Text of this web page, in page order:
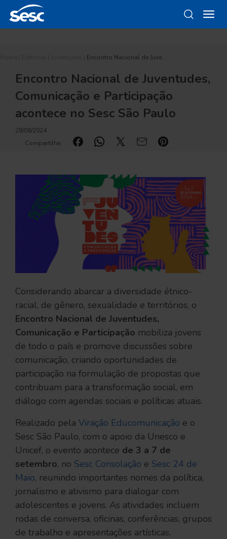
Encontro Nacional de Juve…
Encontro Nacional de Juventudes,
Comunicação e Participação
acontece no Sesc São Paulo
28/08/2024
Compartilhe:
Considerando abarcar a diversidade étnico-
racial, de gênero, sexualidade e territórios, o
Encontro Nacional de Juventudes,
Comunicação e Participação mobiliza jovens
de todo o país e promove discussões sobre
comunicação, criando oportunidades de
participação na formulação de propostas que
contribuam para a transformação social, em
diálogo com agendas sociais e políticas atuais.
Realizado pela Viração Educomunicação e o
Sesc São Paulo, com o apoio da Unesco e
Unicef, o evento acontece de 3 a 7 de
setembro, no Sesc Consolação e Sesc 24 de
Maio, reunindo importantes nomes da política,
jornalismo e ativismo para dialogar com
adolescentes e jovens. As atividades incluem
rodas de conversa, oficinas, conferências, grupos
de trabalho e apresentações artísticas,